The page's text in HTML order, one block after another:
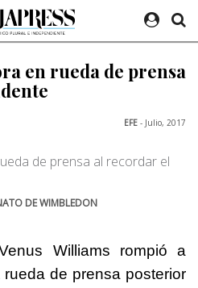
en rueda de prensa
EFE - Julio, 2017
DE WIMBLEDON
Williams rompió a
rueda de prensa posterior